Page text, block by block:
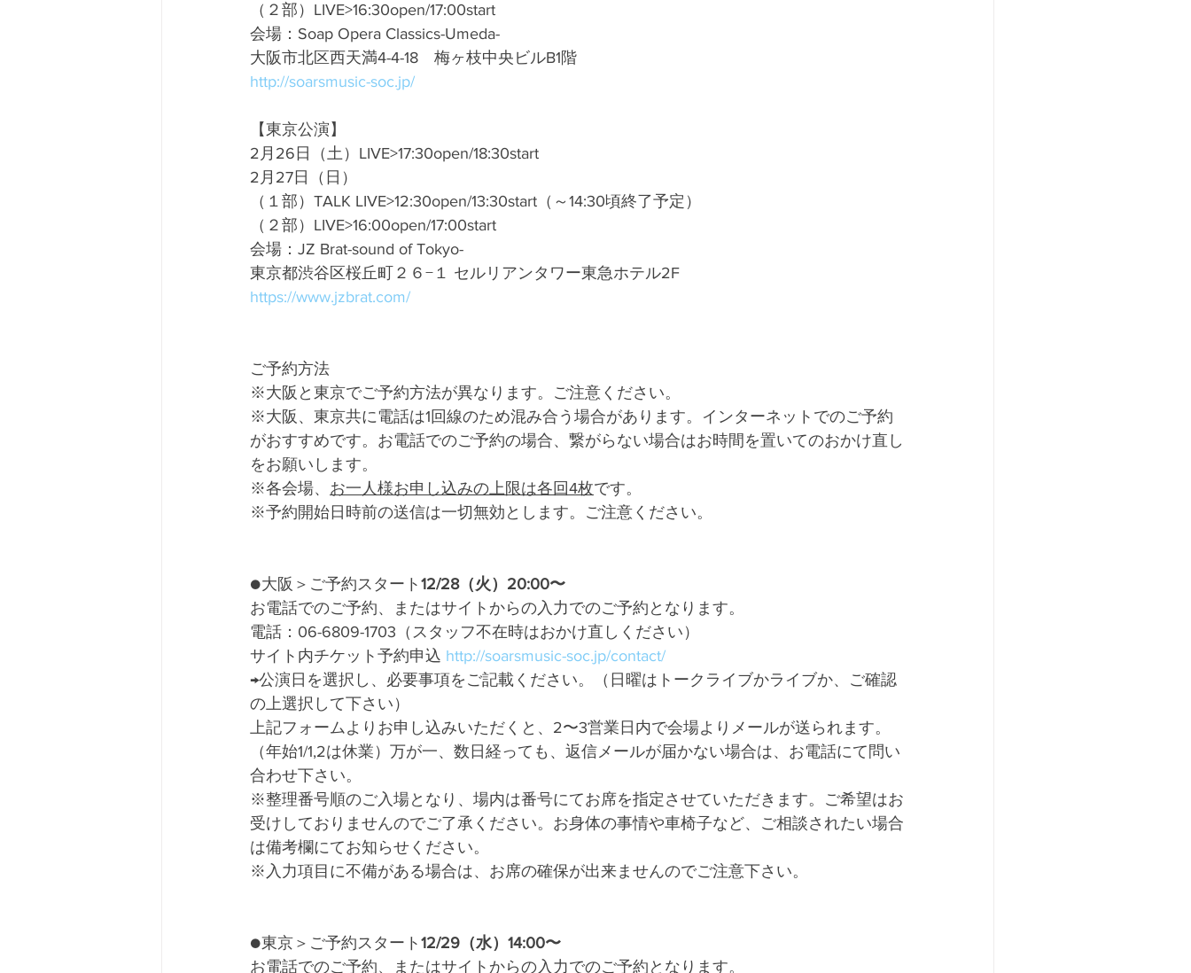
（２部）LIVE>16:30open/17:00start
会場：Soap Opera Classics-Umeda-
大阪市北区西天満4-4-18　梅ヶ枝中央ビルB1階
http://soarsmusic-soc.jp/
【東京公演】
2月26日（土）LIVE>17:30open/18:30start
2月27日（日）
（１部）TALK LIVE>12:30open/13:30start（～14:30頃終了予定）
（２部）LIVE>16:00open/17:00start
会場：JZ Brat-sound of Tokyo-
東京都渋谷区桜丘町２６−１ セルリアンタワー東急ホテル2F
https://www.jzbrat.com/
ご予約方法
※大阪と東京でご予約方法が異なります。ご注意ください。
※大阪、東京共に電話は1回線のため混み合う場合があります。インターネットでのご予約
がおすすめです。お電話でのご予約の場合、繋がらない場合はお時間を置いてのおかけ直し
をお願いします。
※各会場、 お一人様お申し込みの上限は各回4枚です。
※予約開始日時前の送信は一切無効とします。ご注意ください。
●大阪＞ご予約スタート 12/28（火）20:00〜
お電話でのご予約、またはサイトからの入力でのご予約となります。
電話：06-6809-1703（スタッフ不在時はおかけ直しください）
サイト内チケット予約申込 http://soarsmusic-soc.jp/contact/
→公演日を選択し、必要事項をご記載ください。（日曜はトークライブかライブか、ご確認
の上選択して下さい）
上記フォームよりお申し込みいただくと、2〜3営業日内で会場よりメールが送られます。
（年始1/1,2は休業）万が一、数日経っても、返信メールが届かない場合は、お電話にて問い
合わせ下さい。
※整理番号順のご入場となり、場内は番号にてお席を指定させていただきます。ご希望はお
受けしておりませんのでご了承ください。お身体の事情や車椅子など、ご相談されたい場合
は備考欄にてお知らせください。
※入力項目に不備がある場合は、お席の確保が出来ませんのでご注意下さい。
●東京＞ご予約スタート 12/29（水）14:00〜
お電話でのご予約、またはサイトからの入力でのご予約となります。